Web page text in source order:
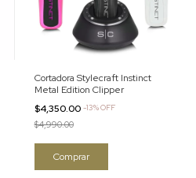
Cortadora Stylecraft Instinct
Metal Edition Clipper
$4,350.00 -13%OFF
$4,990.00